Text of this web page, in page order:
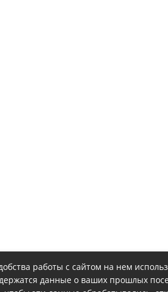
работы с сайтом на нем
данные о ваших прошлых